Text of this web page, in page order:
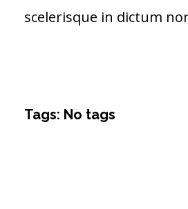
scelerisque in dictum
Tags: No tags